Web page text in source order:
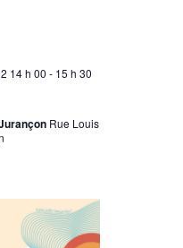
14 h 00 - 15 h 30
Rue Louis